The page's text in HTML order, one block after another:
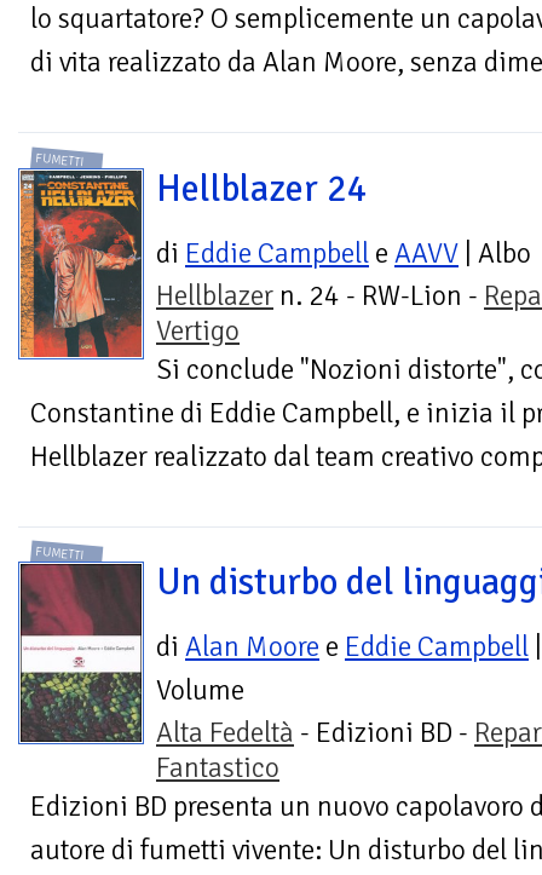
lo squartatore? O semplicemente un
di vita realizzato da Alan Moore, senza
FUMETTI
Hellblazer 24
di Eddie Campbell e AAVV | Albo
Hellblazer n. 24 - RW-Lion -
Vertigo
Si conclude "Nozioni distorte",
Constantine di Eddie Campbell, e inizia il
Hellblazer realizzato dal team creativo
FUMETTI
Un disturbo del
di Alan Moore e Eddie Campbell
Volume
Alta Fedeltà - Edizioni BD -
Fantastico
Edizioni BD presenta un nuovo
autore di fumetti vivente: Un disturbo del